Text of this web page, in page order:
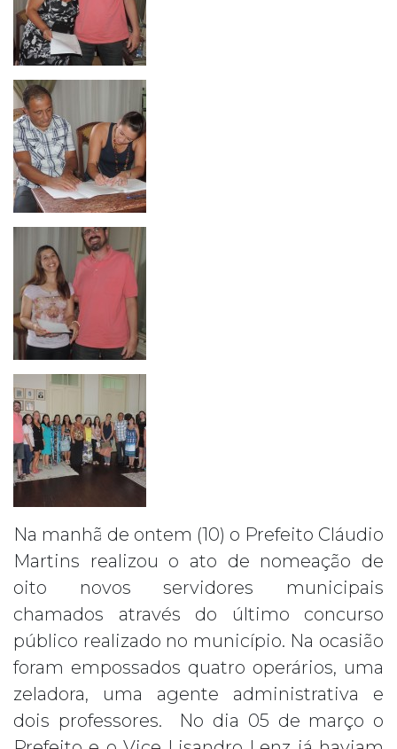
Na manhã de ontem (10) o Prefeito Cláudio
Martins realizou o ato de nomeação de
oito novos servidores municipais
chamados através do último concurso
público realizado no município. Na ocasião
foram empossados quatro operários, uma
zeladora, uma agente administrativa e
dois professores. No dia 05 de março o